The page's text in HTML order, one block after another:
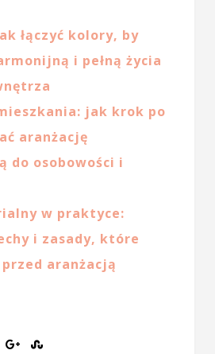
łączyć kolory, by
i pełną życia
jak krok po
aranżację
do osobowości i
w praktyce:
i zasady, które
aranżacją